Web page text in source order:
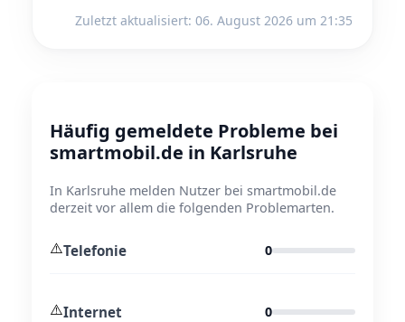
Zuletzt aktualisiert: 06. August 2026 um 21:35
Häufig gemeldete Probleme bei
smartmobil.de in Karlsruhe
In Karlsruhe melden Nutzer bei smartmobil.de
derzeit vor allem die folgenden Problemarten.
⚠️Telefonie 0
⚠️Internet 0